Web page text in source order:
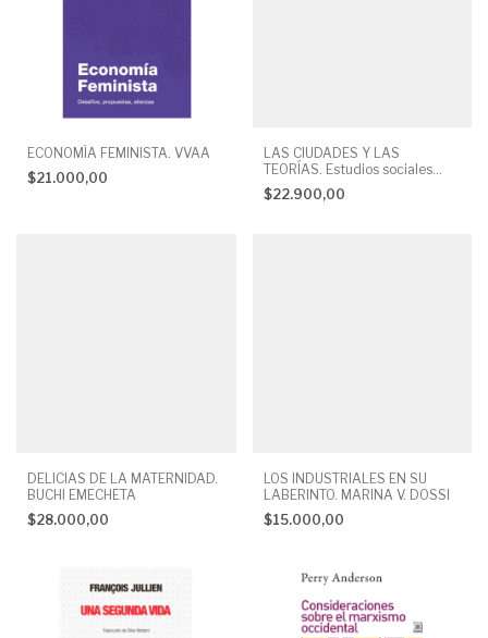
ECONOMÍA FEMINISTA. VVAA
$21.000,00
LAS CIUDADES Y LAS
TEORÍAS. Estudios sociales
urbanos. RAMIRO SEGURA
$22.900,00
DELICIAS DE LA MATERNIDAD.
BUCHI EMECHETA
$28.000,00
LOS INDUSTRIALES EN SU
LABERINTO. MARINA V. DOSSI
$15.000,00